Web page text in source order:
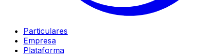
Particulares
Empresa
Plataforma